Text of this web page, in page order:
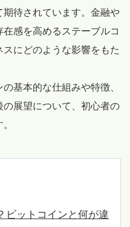
期待されています。金融や
感を高めるステーブルコ
にどのような影響をもた
基本的な仕組みや特徴、
の展望について、初心者の
ビットコインと何が違